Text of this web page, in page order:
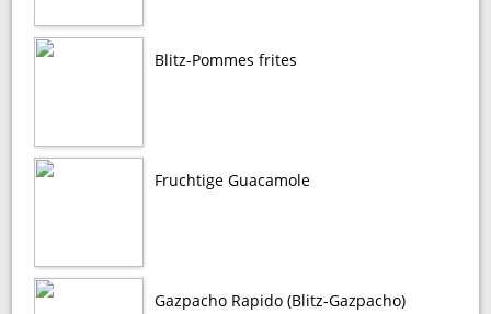
Blitz-Pommes frites
Fruchtige Guacamole
Gazpacho Rapido (Blitz-Gazpacho)